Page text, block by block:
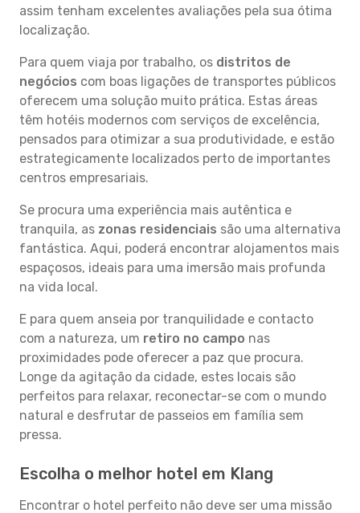
assim tenham excelentes avaliações pela sua ótima
localização.
Para quem viaja por trabalho, os distritos de
negócios com boas ligações de transportes públicos
oferecem uma solução muito prática. Estas áreas
têm hotéis modernos com serviços de excelência,
pensados para otimizar a sua produtividade, e estão
estrategicamente localizados perto de importantes
centros empresariais.
Se procura uma experiência mais autêntica e
tranquila, as zonas residenciais são uma alternativa
fantástica. Aqui, poderá encontrar alojamentos mais
espaçosos, ideais para uma imersão mais profunda
na vida local.
E para quem anseia por tranquilidade e contacto
com a natureza, um retiro no campo nas
proximidades pode oferecer a paz que procura.
Longe da agitação da cidade, estes locais são
perfeitos para relaxar, reconectar-se com o mundo
natural e desfrutar de passeios em família sem
pressa.
Escolha o melhor hotel em Klang
Encontrar o hotel perfeito não deve ser uma missão